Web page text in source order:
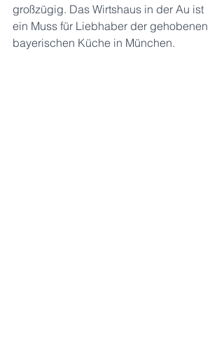
großzügig. Das Wirtshaus in der Au ist
ein Muss für Liebhaber der gehobenen
bayerischen Küche in München.